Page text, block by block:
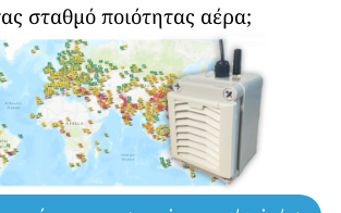
σταθμό ποιότητας αέρα;